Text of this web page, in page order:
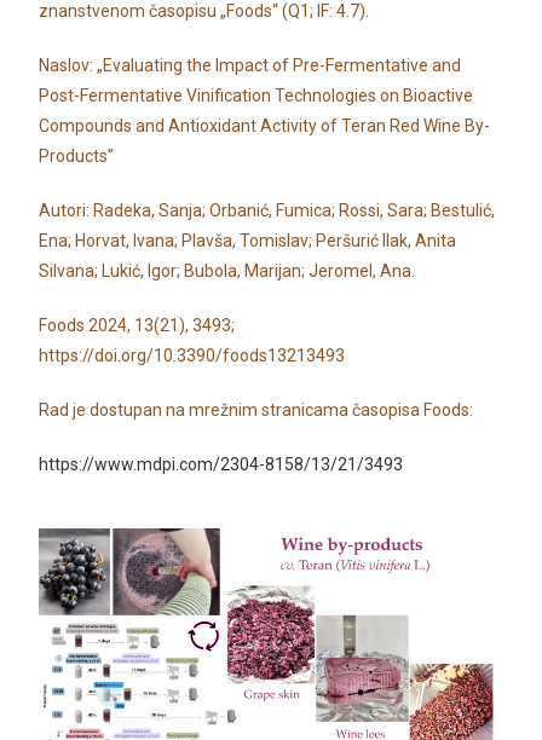
znanstvenom časopisu „Foods“ (Q1; IF: 4.7).
Naslov: „Evaluating the Impact of Pre-Fermentative and
Post-Fermentative Vinification Technologies on Bioactive
Compounds and Antioxidant Activity of Teran Red Wine By-
Products”
Autori: Radeka, Sanja; Orbanić, Fumica; Rossi, Sara; Bestulić,
Ena; Horvat, Ivana; Plavša, Tomislav; Peršurić Ilak, Anita
Silvana; Lukić, Igor; Bubola, Marijan; Jeromel, Ana.
Foods 2024, 13(21), 3493;
https://doi.org/10.3390/foods13213493
Rad je dostupan na mrežnim stranicama časopisa Foods:
https://www.mdpi.com/2304-8158/13/21/3493